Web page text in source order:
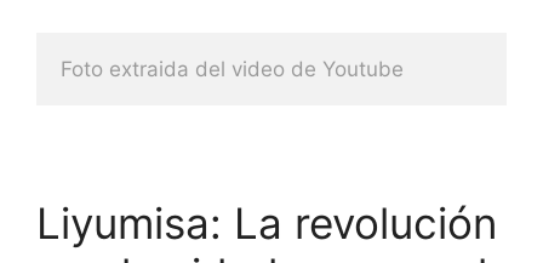
Foto extraida del video de Youtube
Liyumisa: La revolución